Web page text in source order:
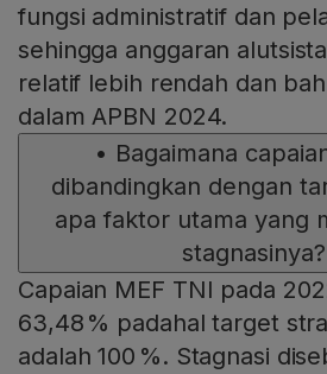
fungsi administratif dan
sehingga anggaran
relatif lebih rendah dan
dalam APBN 2024.
• Bagaimana
dibandingkan dengan
apa faktor utama yang
stagnasinya?
Capaian MEF TNI pada
63,48 % padahal target
adalah 100 %. Stagnasi